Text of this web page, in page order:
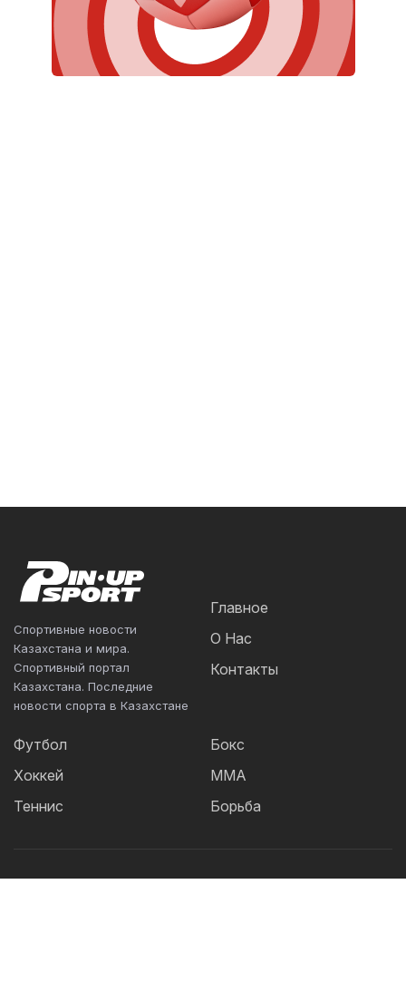
Спортивные новости
Казахстана и мира.
Спортивный портал
Казахстана. Последние
новости спорта в Казахстане
Главное
О Нас
Контакты
Футбол
Хоккей
Теннис
Бокс
ММА
Борьба